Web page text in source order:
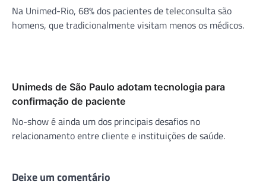
Na Unimed-Rio, 68% dos pacientes de teleconsulta são
homens, que tradicionalmente visitam menos os médicos.
Unimeds de São Paulo adotam tecnologia para
confirmação de paciente
No-show é ainda um dos principais desafios no
relacionamento entre cliente e instituições de saúde.
Deixe um comentário